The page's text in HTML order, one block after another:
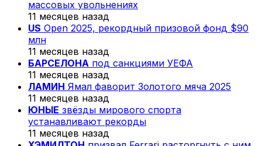
массовых увольнениях
11 месяцев назад
US Open 2025, рекордный призовой фонд $90
млн
11 месяцев назад
БАРСЕЛОНА под санкциями УЕФА
11 месяцев назад
ЛАМИН Ямал фаворит Золотого мяча 2025
11 месяцев назад
ЮНЫЕ звёзды мирового спорта
устанавливают рекорды
11 месяцев назад